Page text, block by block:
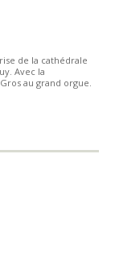
de la cathédrale
Avec la
au grand orgue.